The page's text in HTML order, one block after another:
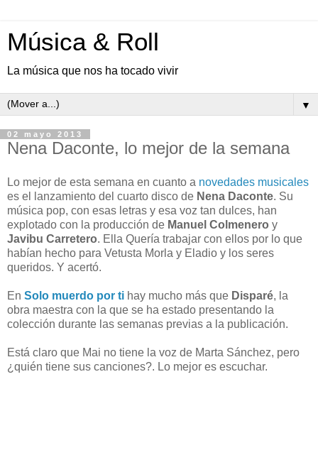
Música & Roll
La música que nos ha tocado vivir
▼
02 mayo 2013
Nena Daconte, lo mejor de la semana
Lo mejor de esta semana en cuanto a novedades musicales
es el lanzamiento del cuarto disco de Nena Daconte. Su
música pop, con esas letras y esa voz tan dulces, han
explotado con la producción de Manuel Colmenero y
Javibu Carretero. Ella Quería trabajar con ellos por lo que
habían hecho para Vetusta Morla y Eladio y los seres
queridos. Y acertó.
En Solo muerdo por ti hay mucho más que Disparé, la
obra maestra con la que se ha estado presentando la
colección durante las semanas previas a la publicación.
Está claro que Mai no tiene la voz de Marta Sánchez, pero
¿quién tiene sus canciones?. Lo mejor es escuchar.